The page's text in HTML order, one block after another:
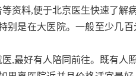
资料,便于北京医生快速了解
别是在大医院。一般至少几
,最好有人陪同前往。既有人